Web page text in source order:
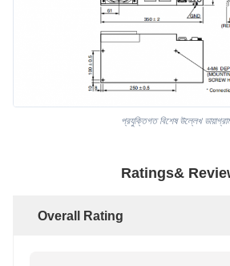
প্রযুক্তিগত বিশেষ উল্লেখ
Ratings&
Overall Rating